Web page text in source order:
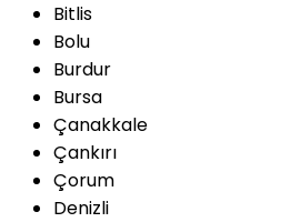
Bitlis
Bolu
Burdur
Bursa
Çanakkale
Çankırı
Çorum
Denizli